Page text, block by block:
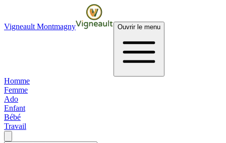
Vigneault Montmagny Ouvrir le menu
Homme
Femme
Ado
Enfant
Bébé
Travail